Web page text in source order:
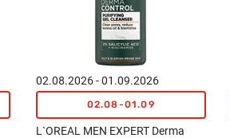
02.08.2026 - 01.09.2026
02.08-01.09
L`OREAL MEN EXPERT Derma